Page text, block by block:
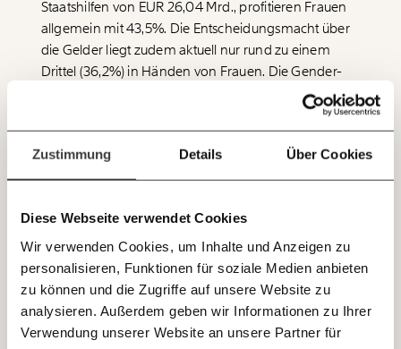
Zustimmung Details Über Cookies
Diese Webseite verwendet Cookies
Wir verwenden Cookies, um Inhalte und Anzeigen zu
personalisieren, Funktionen für soziale Medien anbieten
zu können und die Zugriffe auf unsere Website zu
analysieren. Außerdem geben wir Informationen zu Ihrer
Verwendung unserer Website an unsere Partner für
JETZT
EINFACH
TEILEN.
unterstütze uns mit Deinem Mitgliedsbeitrag.
Du überweist lieber direkt?
Hier unsere IBAN: AT34 4300 0498 0007 6017
Fragen und Antworten.
Immer auf dem
mit unseren gratis
E-Mail-Newslettern!
Staatshilfen von EUR 26,04 Mrd., profitieren Frauen
allgemein mit 43,5%. Die Entscheidungsmacht über
die Gelder liegt zudem aktuell nur rund zu einem
Drittel (36,2%) in Händen von Frauen. Die Gender-
Budgeting Analyse zeigt, dass die Corona-Hilfen in
Österreich zwischen Männern und Frauen nicht
gleich aufgeteilt werden. Wie es zu dieser Diskrepanz
zwischen den Geschlechtern kommt, ist ausführlich
im Policy Brief, der unten zum Download